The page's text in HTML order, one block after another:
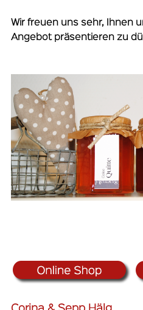
Wir freuen uns sehr, Ihnen
Angebot präsentieren zu